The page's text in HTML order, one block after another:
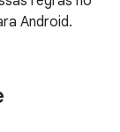
Android.